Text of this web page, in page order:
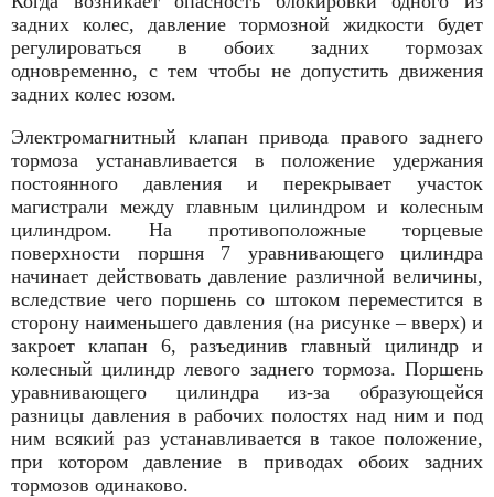
задних колес, давление тормозной жидкости будет
регулироваться в обоих задних тормозах
одновременно, с тем чтобы не допустить движения
задних колес юзом.
Электромагнитный клапан привода правого заднего
тормоза устанавливается в положение удержания
постоянного давления и перекрывает участок
магистрали между главным цилиндром и колесным
цилиндром. На противоположные торцевые
поверхности поршня 7 уравнивающего цилиндра
начинает действовать давление различной величины,
вследствие чего поршень со штоком переместится в
сторону наименьшего давления (на рисунке – вверх) и
закроет клапан 6, разъединив главный цилиндр и
колесный цилиндр левого заднего тормоза. Поршень
уравнивающего цилиндра из-за образующейся
разницы давления в рабочих полостях над ним и под
ним всякий раз устанавли­вается в такое положение,
при котором давление в приводах обоих задних
тормозов одинаково.